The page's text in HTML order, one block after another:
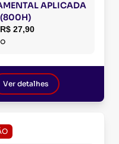
APLICADA
27,90
Ver detalhes